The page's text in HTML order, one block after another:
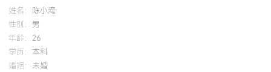
GPA X.XX/4.0（专业前XX%），主修机器学习、数据挖掘、算法设
参与基于深度学习的电商评论情感分析课程项目，在团队中负责模
用TensorFlow与Spark完成数据处理与模型训练，最终模型F1-score
握Python编程及SQL数据分析。
姓名：
陈小湾
性别： 男
年龄： 26
学历： 本科
婚姻： 未婚